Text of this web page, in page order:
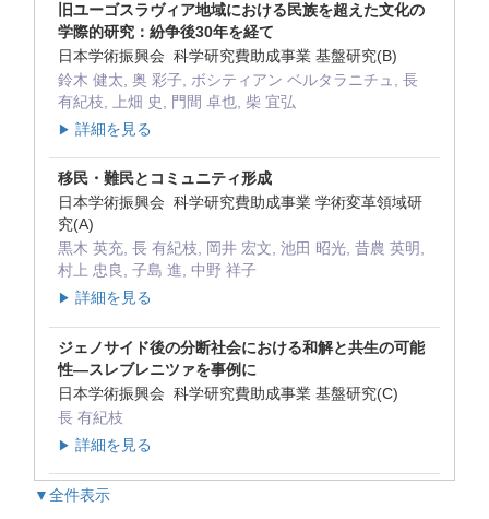
旧ユーゴスラヴィア地域における民族を超えた文化の
学際的研究：紛争後30年を経て
日本学術振興会 科学研究費助成事業 基盤研究(B)
鈴木 健太, 奥 彩子, ボシティアン ベルタラニチュ, 長
有紀枝, 上畑 史, 門間 卓也, 柴 宜弘
▶ 詳細を見る
移民・難民とコミュニティ形成
日本学術振興会 科学研究費助成事業 学術変革領域研
究(A)
黒木 英充, 長 有紀枝, 岡井 宏文, 池田 昭光, 昔農 英明,
村上 忠良, 子島 進, 中野 祥子
▶ 詳細を見る
ジェノサイド後の分断社会における和解と共生の可能
性―スレブレニツァを事例に
日本学術振興会 科学研究費助成事業 基盤研究(C)
長 有紀枝
▶ 詳細を見る
▼全件表示